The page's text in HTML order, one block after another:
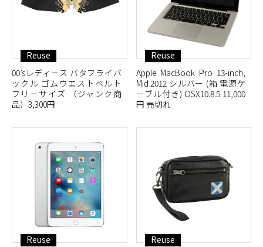
Reuse
00’sレディース バタフライバ
ックル ゴムウエストベルト
フリーサイズ （ジャンク商
品）3,300円
Reuse
Apple MacBook Pro 13-inch,
Mid 2012 シルバー (箱 電源ケ
ーブル付き) OSX10.8.5 11,000
円 売切れ
Reuse
Reuse